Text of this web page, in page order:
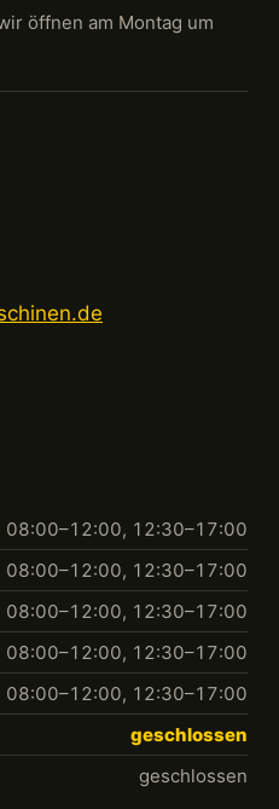
öffnen am Montag um
08:00–12:00, 12:30–17:00
08:00–12:00, 12:30–17:00
08:00–12:00, 12:30–17:00
08:00–12:00, 12:30–17:00
08:00–12:00, 12:30–17:00
geschlossen
geschlossen